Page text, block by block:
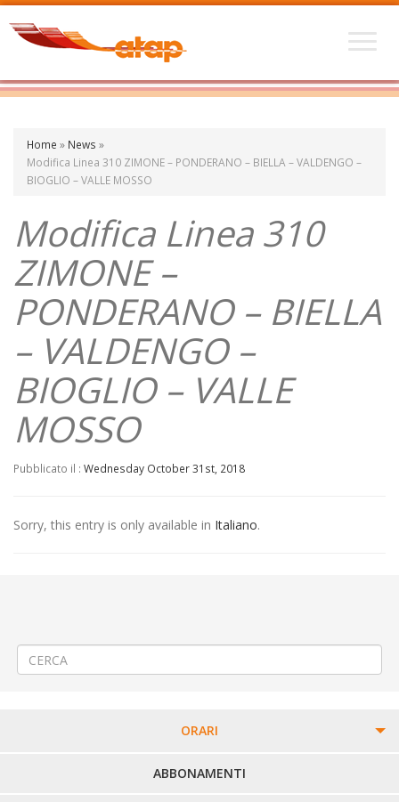
Home » News »
Modifica Linea 310 ZIMONE – PONDERANO – BIELLA – VALDENGO –
BIOGLIO – VALLE MOSSO
Modifica Linea 310
ZIMONE –
PONDERANO – BIELLA
– VALDENGO –
BIOGLIO – VALLE
MOSSO
Pubblicato il : Wednesday October 31st, 2018
Sorry, this entry is only available in Italiano.
ORARI
PERCORSI URBANI IN BIELLA
ABBONAMENTI